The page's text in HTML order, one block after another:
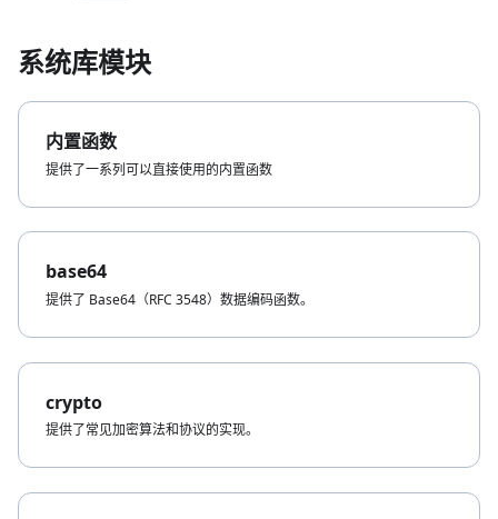
系统库模块
内置函数
提供了一系列可以直接使用的内置函数
base64
提供了 Base64（RFC 3548）数据编码函数。
crypto
提供了常见加密算法和协议的实现。